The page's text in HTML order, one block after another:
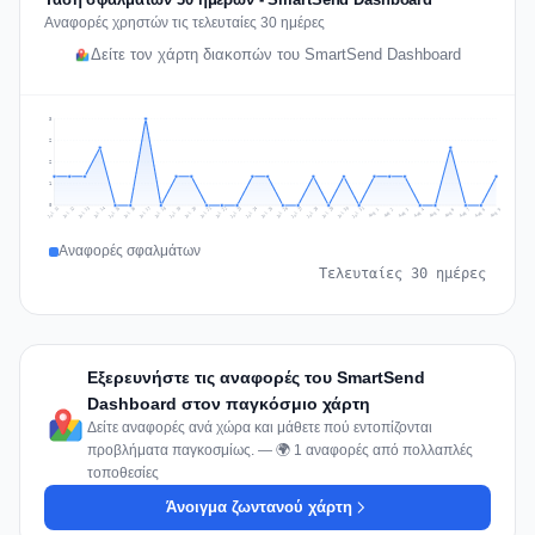
Αναφορές χρηστών τις τελευταίες 30 ημέρες
Δείτε τον χάρτη διακοπών του SmartSend Dashboard
1
2
2
3
Jul 11 Jul 12 Jul 13 Jul 14 Jul 15 Jul 16 Jul 17 Jul 18 Jul 19 Jul 20 Jul 21 Jul 22 Jul 23 Jul 24 Jul 25 Jul 26 Jul 27 Jul 28 Jul 29 Jul 30 Jul 31 Aug 1 Aug 2 Aug 3 Aug 4 Aug 5 Aug 6 Aug 7 Aug 8 Aug 9
Αναφορές σφαλμάτων
Τελευταίες 30 ημέρες
Εξερευνήστε τις αναφορές του SmartSend
Dashboard στον παγκόσμιο χάρτη
Δείτε αναφορές ανά χώρα και μάθετε πού εντοπίζονται
προβλήματα παγκοσμίως. — 🌍 1 αναφορές από πολλαπλές
τοποθεσίες
Άνοιγμα ζωντανού χάρτη